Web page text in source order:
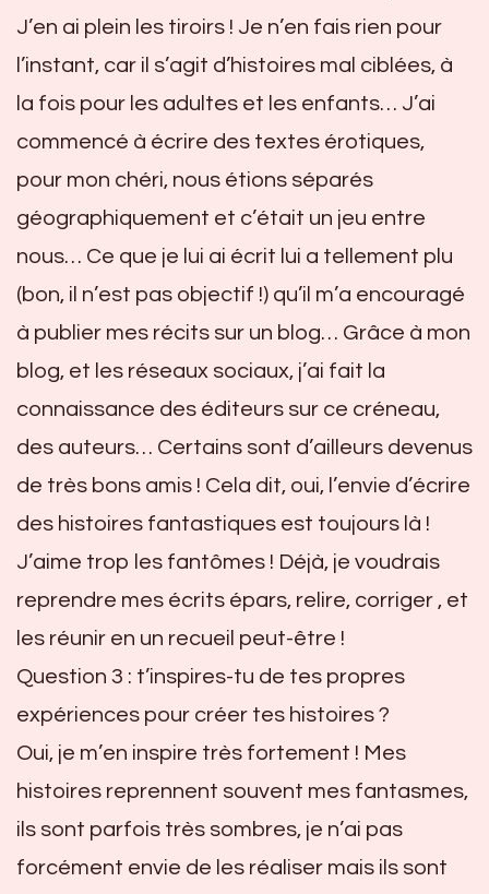
J’en ai plein les tiroirs ! Je n’en fais rien pour
l’instant, car il s’agit d’histoires mal ciblées, à
la fois pour les adultes et les enfants… J’ai
commencé à écrire des textes érotiques,
pour mon chéri, nous étions séparés
géographiquement et c’était un jeu entre
nous… Ce que je lui ai écrit lui a tellement plu
(bon, il n’est pas objectif !) qu’il m’a encouragé
à publier mes récits sur un blog… Grâce à mon
blog, et les réseaux sociaux, j’ai fait la
connaissance des éditeurs sur ce créneau,
des auteurs… Certains sont d’ailleurs devenus
de très bons amis ! Cela dit, oui, l’envie d’écrire
des histoires fantastiques est toujours là !
J’aime trop les fantômes ! Déjà, je voudrais
reprendre mes écrits épars, relire, corriger , et
les réunir en un recueil peut-être !
Question 3 : t’inspires-tu de tes propres
expériences pour créer tes histoires ?
Oui, je m’en inspire très fortement ! Mes
histoires reprennent souvent mes fantasmes,
ils sont parfois très sombres, je n’ai pas
forcément envie de les réaliser mais ils sont